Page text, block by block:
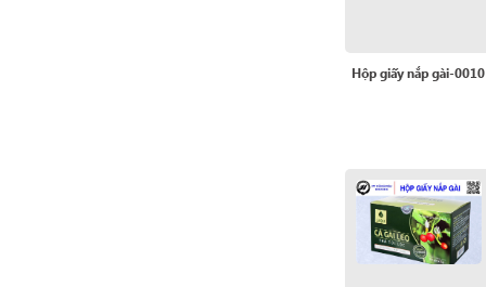
Hộp giấy nắp gài-0010